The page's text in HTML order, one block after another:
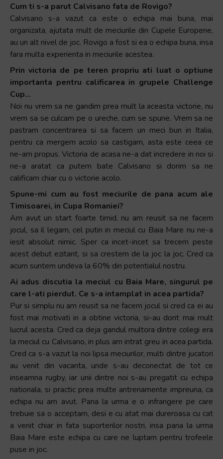
Cum ti s-a parut Calvisano fata de Rovigo?
Calvisano s-a vazut ca este o echipa mai buna, mai
organizata, ajutata mult de meciurile din Cupele Europene,
au un alt nivel de joc. Rovigo a fost si ea o echipa buna, insa
fara multa experienta in meciurile acestea.
Prin victoria de pe teren propriu ati luat o optiune
importanta pentru calificarea in grupele Challenge
Cup…
Noi nu vrem sa ne gandim prea mult la aceasta victorie, nu
vrem sa se culcam pe o ureche, cum se spune. Vrem sa ne
pastram concentrarea si sa facem un meci bun in Italia,
pentru ca mergem acolo sa castigam, asta este ceea ce
ne-am propus. Victoria de acasa ne-a dat incredere in noi si
ne-a aratat ca putem bate Calvisano si dorim sa ne
calificam chiar cu o victorie acolo.
Spune-mi cum au fost meciurile de pana acum ale
Timisoarei, in Cupa Romaniei?
Am avut un start foarte timid, nu am reusit sa ne facem
jocul, sa il legam, cel putin in meciul cu Baia Mare nu ne-a
iesit absolut nimic. Sper ca incet-incet sa trecem peste
acest debut ezitant, si sa crestem de la joc la joc. Cred ca
acum suntem undeva la 60% din potentialul nostru.
Ai adus discutia la meciul cu Baia Mare, singurul pe
care l-ati pierdut. Ce s-a intamplat in acea partida?
Pur si simplu nu am reusit sa ne facem jocul si cred ca ei au
fost mai motivati in a obtine victoria, si-au dorit mai mult
lucrul acesta. Cred ca deja gandul multora dintre colegi era
la meciul cu Calvisano, in plus am intrat greu in acea partida.
Cred ca s-a vazut la noi lipsa meciurilor, multi dintre jucatori
au venit din vacanta, unde s-au deconectat de tot ce
inseamna rugby, iar unii dintre noi s-au pregatit cu echipa
nationala, si practic prea multe antrenamente impreuna, ca
echipa nu am avut. Pana la urma e o infrangere pe care
trebuie sa o acceptam, desi e cu atat mai dureroasa cu cat
a venit chiar in fata suporterilor nostri, insa pana la urma
Baia Mare este echipa cu care ne luptam pentru trofeele
puse in joc.